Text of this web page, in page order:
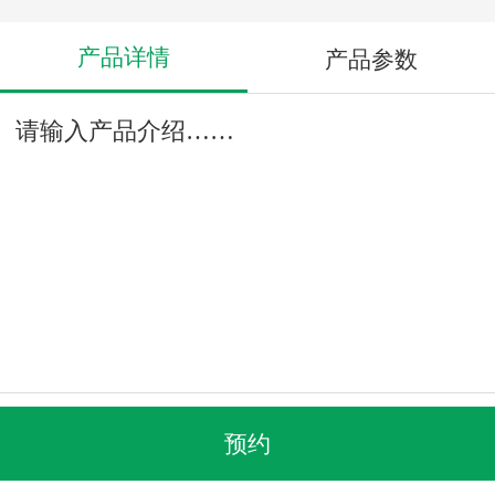
产品详情 产品参数
请输入产品介绍……
预约